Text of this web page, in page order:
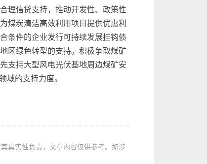
理信贷支持，推动开发性、政策性
煤炭清洁高效利用项目提供优惠利
条件的企业发行可持续发展挂钩债
区绿色转型的支持。积极争取煤矿
支持大型风电光伏基地周边煤矿安
的支持力度。
真实性负责，文章内容仅供参考。如涉